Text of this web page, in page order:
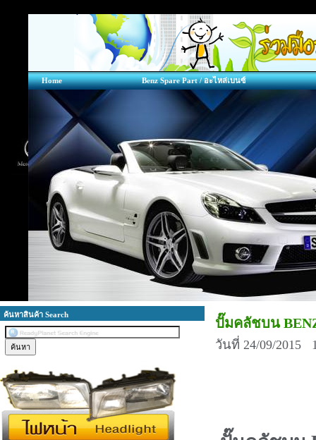
Home Benz Spare Part / อะไหล่เบนซ์
ค้นหาสินค้า Search
ปั๊มคลัชบน
วันที่ 24/09/2015